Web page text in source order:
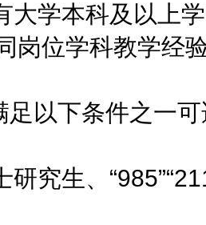
学本科及以上学
岗位学科教学经
下条件之一可
生、